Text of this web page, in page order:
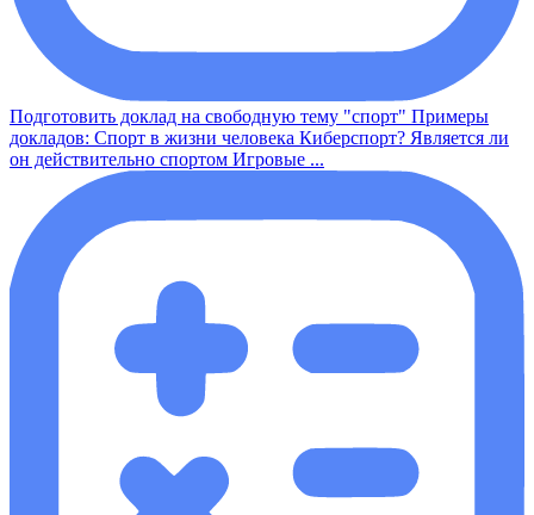
Подготовить доклад на свободную тему "спорт" Примеры
докладов: Спорт в жизни человека Киберспорт? Является ли
он действительно спортом Игровые ...